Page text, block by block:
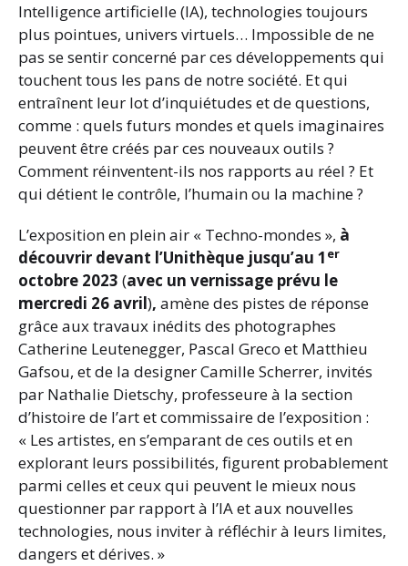
Intelligence artificielle (IA), technologies toujours
plus pointues, univers virtuels… Impossible de ne
pas se sentir concerné par ces développements qui
touchent tous les pans de notre société. Et qui
entraînent leur lot d’inquiétudes et de questions,
comme : quels futurs mondes et quels imaginaires
peuvent être créés par ces nouveaux outils ?
Comment réinventent-ils nos rapports au réel ? Et
qui détient le contrôle, l’humain ou la machine ?
L’exposition en plein air « Techno-mondes », à
découvrir devant l’Unithèque jusqu’au 1 er
octobre 2023 (avec un vernissage prévu le
mercredi 26 avril), amène des pistes de réponse
grâce aux travaux inédits des photographes
Catherine Leutenegger, Pascal Greco et Matthieu
Gafsou, et de la designer Camille Scherrer, invités
par Nathalie Dietschy, professeure à la section
d’histoire de l’art et commissaire de l’exposition :
« Les artistes, en s’emparant de ces outils et en
explorant leurs possibilités, figurent probablement
parmi celles et ceux qui peuvent le mieux nous
questionner par rapport à l’IA et aux nouvelles
technologies, nous inviter à réfléchir à leurs limites,
dangers et dérives. »